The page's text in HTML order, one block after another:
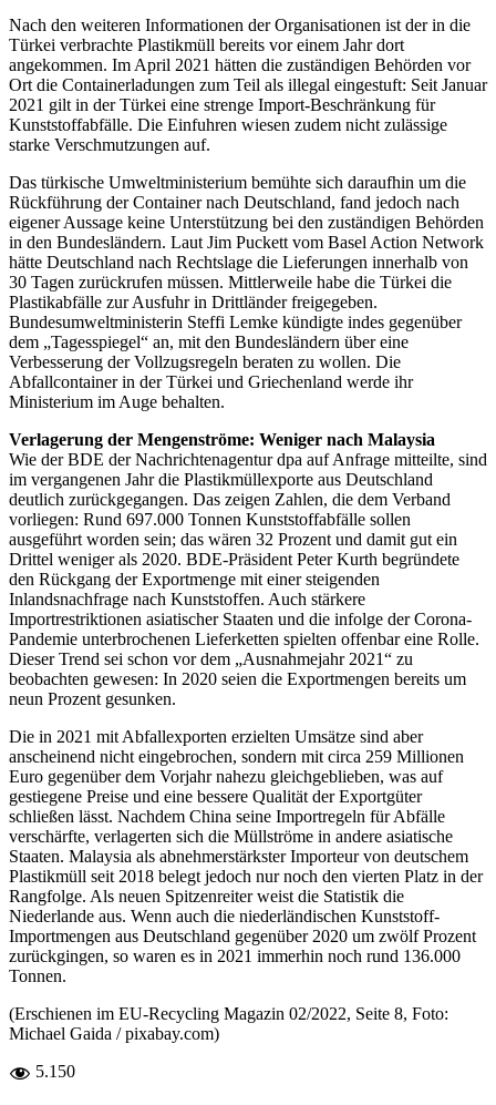
Nach den weiteren Informationen der Organisationen ist der in die
Türkei verbrachte Plastikmüll bereits vor einem Jahr dort
angekommen. Im April 2021 hätten die zuständigen Behörden vor
Ort die Containerladungen zum Teil als illegal eingestuft: Seit Januar
2021 gilt in der Türkei eine strenge Import-Beschränkung für
Kunststoffabfälle. Die Einfuhren wiesen zudem nicht zulässige
starke Verschmutzungen auf.
Das türkische Umweltministerium bemühte sich daraufhin um die
Rückführung der Container nach Deutschland, fand jedoch nach
eigener Aussage keine Unterstützung bei den zuständigen Behörden
in den Bundesländern. Laut Jim Puckett vom Basel Action Network
hätte Deutschland nach Rechtslage die Lieferungen innerhalb von
30 Tagen zurückrufen müssen. Mittlerweile habe die Türkei die
Plastikabfälle zur Ausfuhr in Drittländer freigegeben.
Bundesumweltministerin Steffi Lemke kündigte indes gegenüber
dem „Tagesspiegel“ an, mit den Bundesländern über eine
Verbesserung der Vollzugsregeln beraten zu wollen. Die
Abfallcontainer in der Türkei und Griechenland werde ihr
Ministerium im Auge behalten.
Verlagerung der Mengenströme: Weniger nach Malaysia
Wie der BDE der Nachrichtenagentur dpa auf Anfrage mitteilte, sind
im vergangenen Jahr die Plastikmüllexporte aus Deutschland
deutlich zurückgegangen. Das zeigen Zahlen, die dem Verband
vorliegen: Rund 697.000 Tonnen Kunststoffabfälle sollen
ausgeführt worden sein; das wären 32 Prozent und damit gut ein
Drittel weniger als 2020. BDE-Präsident Peter Kurth begründete
den Rückgang der Exportmenge mit einer steigenden
Inlandsnachfrage nach Kunststoffen. Auch stärkere
Importrestriktionen asiatischer Staaten und die infolge der Corona-
Pandemie unterbrochenen Lieferketten spielten offenbar eine Rolle.
Dieser Trend sei schon vor dem „Ausnahmejahr 2021“ zu
beobachten gewesen: In 2020 seien die Exportmengen bereits um
neun Prozent gesunken.
Die in 2021 mit Abfallexporten erzielten Umsätze sind aber
anscheinend nicht eingebrochen, sondern mit circa 259 Millionen
Euro gegenüber dem Vorjahr nahezu gleichgeblieben, was auf
gestiegene Preise und eine bessere Qualität der Exportgüter
schließen lässt. Nachdem China seine Importregeln für Abfälle
verschärfte, verlagerten sich die Müllströme in andere asiatische
Staaten. Malaysia als abnehmerstärkster Importeur von deutschem
Plastikmüll seit 2018 belegt jedoch nur noch den vierten Platz in der
Rangfolge. Als neuen Spitzenreiter weist die Statistik die
Niederlande aus. Wenn auch die niederländischen Kunststoff-
Importmengen aus Deutschland gegenüber 2020 um zwölf Prozent
zurückgingen, so waren es in 2021 immerhin noch rund 136.000
Tonnen.
(Erschienen im EU-Recycling Magazin 02/2022, Seite 8, Foto:
Michael Gaida / pixabay.com)
5.150